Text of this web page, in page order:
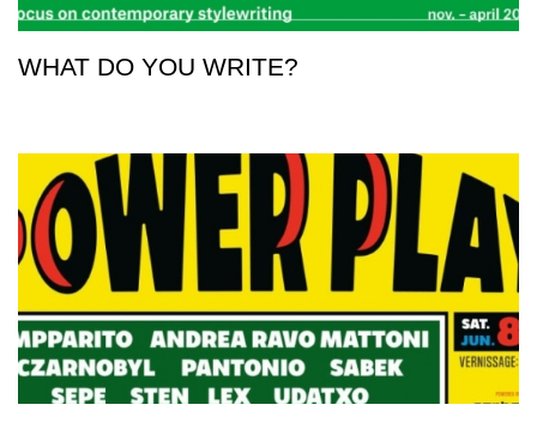
WHAT DO YOU WRITE?